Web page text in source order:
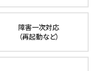
障害一次対応
（再起動など）